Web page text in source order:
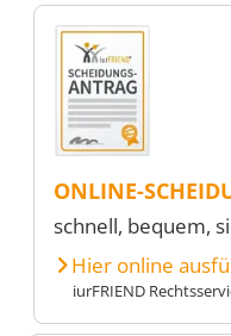
ONLINE-
schnell, bequem,
Hier online
iurFRIEND